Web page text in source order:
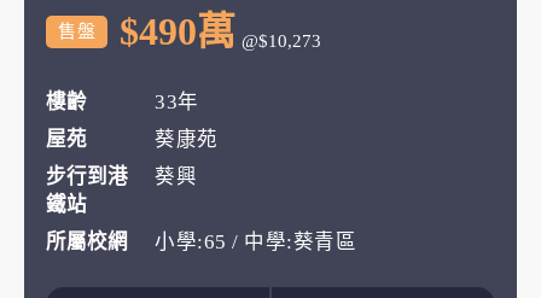
售盤 $490萬 @$10,273
樓齡
33年
屋苑
葵康苑
步行到港
鐵站
葵興
所屬校網 小學:65 / 中學:葵青區